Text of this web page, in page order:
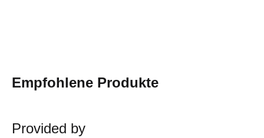
Empfohlene Produkte
Provided by